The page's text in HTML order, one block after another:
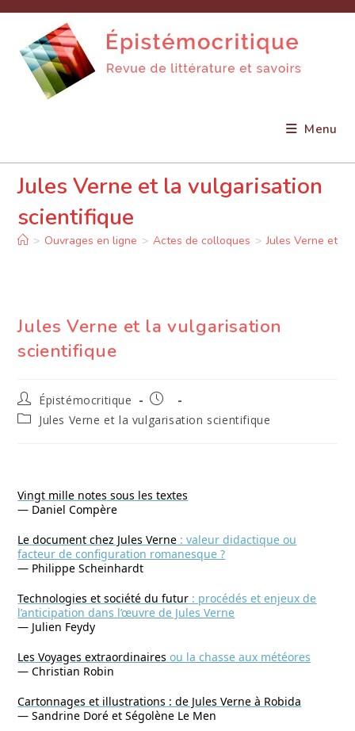
content
Menu
Jules Verne et la vulgarisation
scientifique
> Ouvrages en ligne > Actes de colloques > Jules Verne et
Jules Verne et la vulgarisation
scientifique
Auteur/autrice
de
la
Épistémocritique
Publication
publiée :
PostJules Verne et la vulgarisation scientifique
Vingt mille notes sous les textes
— Daniel Compère
Le document chez Jules Verne : valeur didactique ou
facteur de configuration romanesque ?
— Philippe Scheinhardt
Technologies et société du futur : procédés et enjeux de
l’anticipation dans l’œuvre de Jules Verne
— Julien Feydy
Les Voyages extraordinairesou la chasse aux météores
— Christian Robin
Cartonnages et illustrations : de Jules Verne à Robida
— Sandrine Doré et Ségolène Le Men